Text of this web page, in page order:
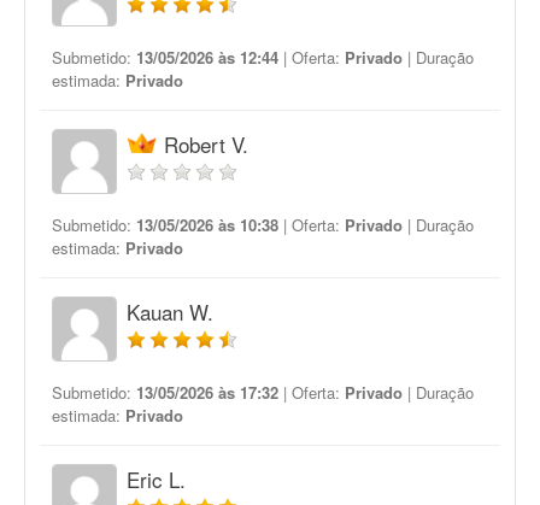
Submetido: 13/05/2026 às 12:44 | Oferta: Privado | Duração
estimada: Privado
Robert V.
Submetido: 13/05/2026 às 10:38 | Oferta: Privado | Duração
estimada: Privado
Kauan W.
Submetido: 13/05/2026 às 17:32 | Oferta: Privado | Duração
estimada: Privado
Eric L.